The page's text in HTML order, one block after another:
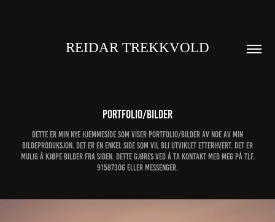
REIDAR TREKKVOLD
Portfolio/bilder
Dette er min nye hjemmeside som viser portfolio/bilder av noe av min
bildeproduksjon. Det er en enkel side som vil bli utviklet etterhvert. Det er
mulig å kjøpe bilder fra siden. Dette gjøres ved å ta kontakt med meg på tlf.
91587306 eller messenger.